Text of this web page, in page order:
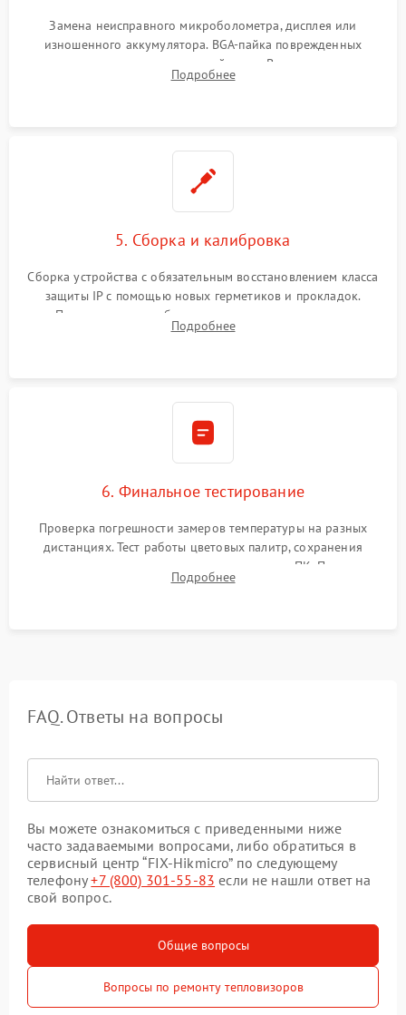
Замена неисправного микроболометра, дисплея или
изношенного аккумулятора. BGA-пайка поврежденных
контроллеров на материнской плате. Восстановление
разъемов и кнопок, замена поврежденных элементов
Подробнее
5. Сборка и калибровка
Сборка устройства с обязательным восстановлением класса
защиты IP с помощью новых герметиков и прокладок.
Программная калибровка матрицы по эталонному
абсолютно черному телу для точного измерения температур.
Подробнее
6. Финальное тестирование
Проверка погрешности замеров температуры на разных
дистанциях. Тест работы цветовых палитр, сохранения
термограмм в память и передачи данных на ПК. Проверка
автономности работы и итоговый контроль качества.
Подробнее
FAQ. Ответы на вопросы
Вы можете ознакомиться с приведенными ниже
часто задаваемыми вопросами, либо обратиться в
сервисный центр “FIX-Hikmicro” по следующему
телефону+7 (800) 301-55-83 если не нашли ответ на
свой вопрос.
Общие вопросы
Вопросы по ремонту тепловизоров